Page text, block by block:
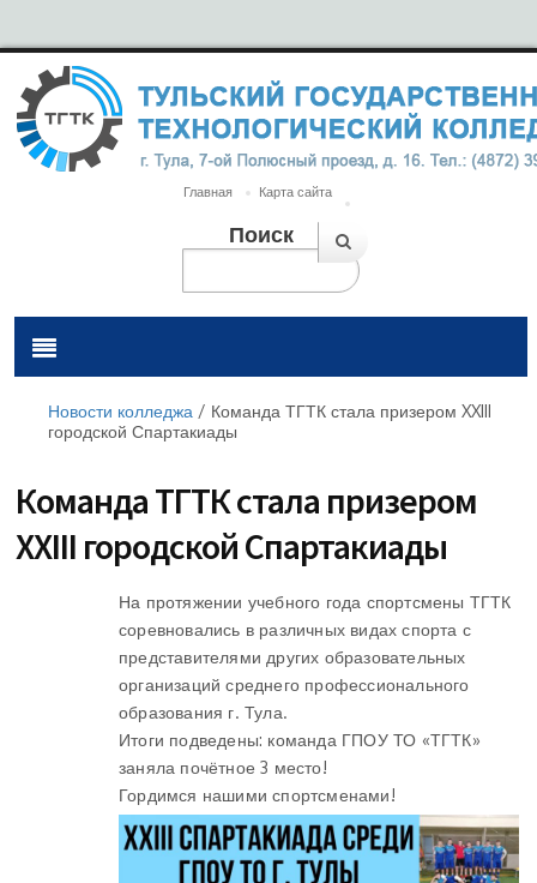
Главная Карта сайта
Поиск
Новости колледжа / Команда ТГТК стала призером XXIII
городской Спартакиады
Команда ТГТК стала призером
XXIII городской Спартакиады
На протяжении учебного года спортсмены ТГТК
соревновались в различных видах спорта с
представителями других образовательных
организаций среднего профессионального
образования г. Тула.
Итоги подведены: команда ГПОУ ТО «ТГТК»
заняла почётное 3 место!
Гордимся нашими спортсменами!